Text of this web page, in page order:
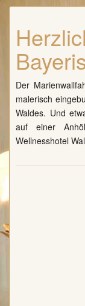
Der
malerisch
Waldes. Und
auf einer
Wellnesshotel